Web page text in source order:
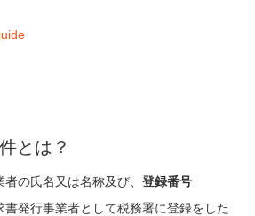
とは？
の氏名又は名称及び、 登録番号
発行事業者として税務署に登録をした